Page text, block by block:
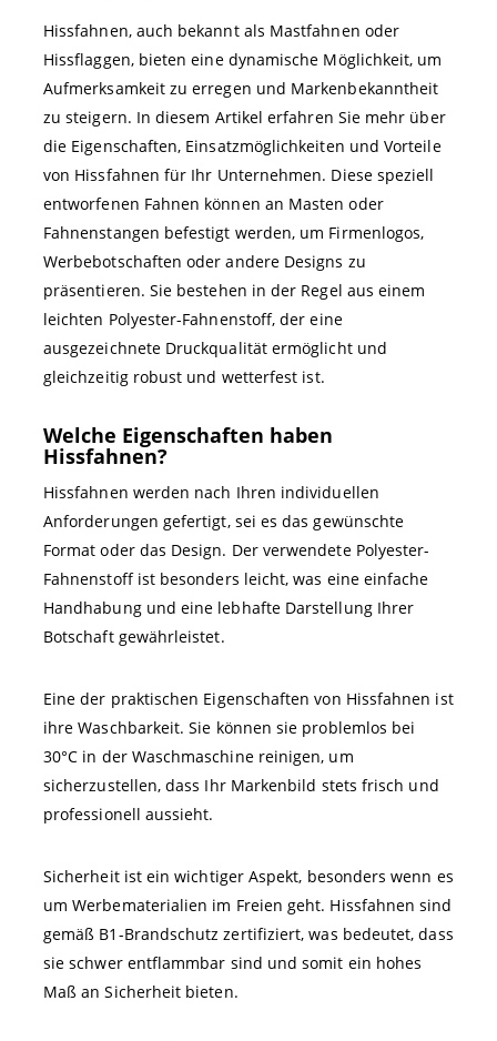
Hissfahnen, auch bekannt als Mastfahnen oder
Hissflaggen, bieten eine dynamische Möglichkeit, um
Aufmerksamkeit zu erregen und Markenbekanntheit
zu steigern. In diesem Artikel erfahren Sie mehr über
die Eigenschaften, Einsatzmöglichkeiten und Vorteile
von Hissfahnen für Ihr Unternehmen. Diese speziell
entworfenen Fahnen können an Masten oder
Fahnenstangen befestigt werden, um Firmenlogos,
Werbebotschaften oder andere Designs zu
präsentieren. Sie bestehen in der Regel aus einem
leichten Polyester-Fahnenstoff, der eine
ausgezeichnete Druckqualität ermöglicht und
gleichzeitig robust und wetterfest ist.
Welche Eigenschaften haben
Hissfahnen?
Hissfahnen werden nach Ihren individuellen
Anforderungen gefertigt, sei es das gewünschte
Format oder das Design. Der verwendete Polyester-
Fahnenstoff ist besonders leicht, was eine einfache
Handhabung und eine lebhafte Darstellung Ihrer
Botschaft gewährleistet.
Eine der praktischen Eigenschaften von Hissfahnen ist
ihre Waschbarkeit. Sie können sie problemlos bei
30°C in der Waschmaschine reinigen, um
sicherzustellen, dass Ihr Markenbild stets frisch und
professionell aussieht.
Sicherheit ist ein wichtiger Aspekt, besonders wenn es
um Werbematerialien im Freien geht. Hissfahnen sind
gemäß B1-Brandschutz zertifiziert, was bedeutet, dass
sie schwer entflammbar sind und somit ein hohes
Maß an Sicherheit bieten.